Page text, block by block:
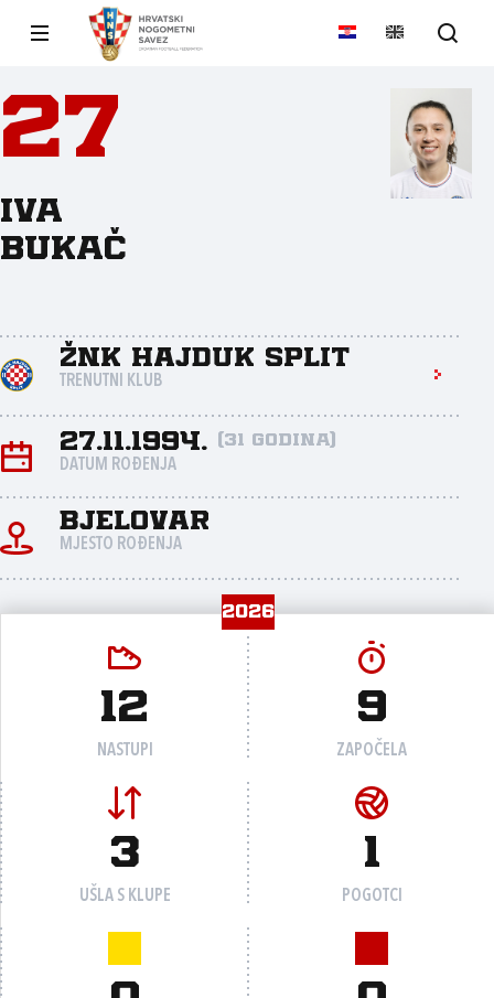
27
Iva
Bukač
ŽNK Hajduk Split
TRENUTNI KLUB
27.11.1994. (31 godina)
DATUM ROĐENJA
Bjelovar
MJESTO ROĐENJA
2026
12
NASTUPI
9
ZAPOČELA
3
UŠLA S KLUPE
1
POGOTCI